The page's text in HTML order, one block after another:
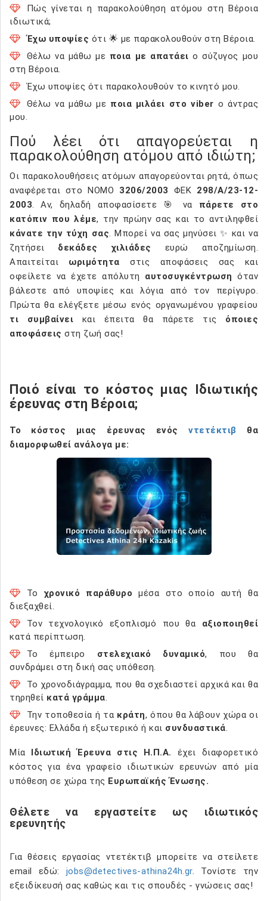
Πώς γίνεται η παρακολούθηση ατόμου στη Βέροια
ιδιωτικά;
Έχω υποψίες ότι 🌟 με παρακολουθούν στη Βέροια.
Θέλω να μάθω με ποια με απατάει ο σύζυγος μου
στη Βέροια.
Έχω υποψίες ότι παρακολουθούν το κινητό μου.
Θέλω να μάθω με ποια μιλάει στο viber ο άντρας
μου.
Πού λέει ότι απαγορεύεται η
παρακολούθηση ατόμου από ιδιώτη;
Οι παρακολουθήσεις ατόμων απαγορεύονται ρητά, όπως
αναφέρεται στο ΝΟΜΟ 3206/2003 ΦΕΚ 298/Α/23-12-
2003. Αν, δηλαδή αποφασίσετε 🎯 να πάρετε στο
κατόπιν που λέμε, την πρώην σας και το αντιληφθεί
κάνατε την τύχη σας. Μπορεί να σας μηνύσει ✨ και να
ζητήσει δεκάδες χιλιάδες ευρώ αποζημίωση.
Απαιτείται ωριμότητα στις αποφάσεις σας και
οφείλετε να έχετε απόλυτη αυτοσυγκέντρωση όταν
βάλεστε από υποψίες και λόγια από τον περίγυρο.
Πρώτα θα ελέγξετε μέσω ενός οργανωμένου γραφείου
τι συμβαίνει και έπειτα θα πάρετε τις όποιες
αποφάσεις στη ζωή σας!
Ποιό είναι το κόστος μιας Ιδιωτικής
έρευνας στη Βέροια;
Το κόστος μιας έρευνας ενόςντετέκτιβ θα
διαμορφωθεί ανάλογα με:
Το χρονικό παράθυρο μέσα στο οποίο αυτή θα
διεξαχθεί.
Τον τεχνολογικό εξοπλισμό που θα αξιοποιηθεί
κατά περίπτωση.
Το έμπειρο στελεχιακό δυναμικό, που θα
συνδράμει στη δική σας υπόθεση.
Το χρονοδιάγραμμα, που θα σχεδιαστεί αρχικά και θα
τηρηθεί κατά γράμμα.
Την τοποθεσία ή τα κράτη, όπου θα λάβουν χώρα οι
έρευνες: Ελλάδα ή εξωτερικό ή και συνδυαστικά.
Μία Ιδιωτική Έρευνα στις Η.Π.Α.
έχει διαφορετικό
κόστος για ένα γραφείο ιδιωτικών ερευνών από μία
υπόθεση σε χώρα της Ευρωπαϊκής Ένωσης.
Θέλετε να εργαστείτε ως ιδιωτικός
ερευνητής
Για θέσεις εργασίας ντετέκτιβ μπορείτε να στείλετε
email εδώ: jobs@detectives-athina24h.gr. Τονίστε την
εξειδίκευσή σας καθώς και τις σπουδές - γνώσεις σας!